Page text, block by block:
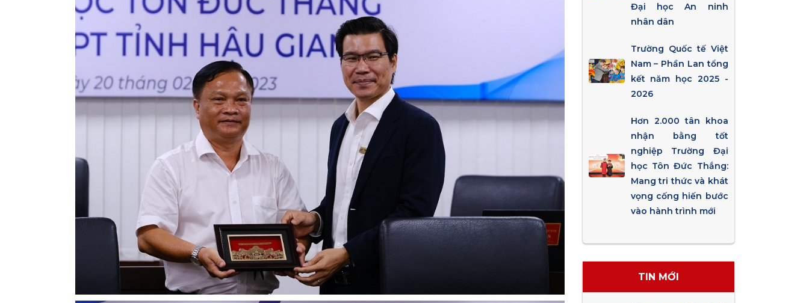
Đại học An ninh
nhân dân
Trường Quốc tế Việt
Nam – Phần Lan tổng
kết năm học 2025 -
2026
Hơn 2.000 tân khoa
nhận bằng tốt
nghiệp Trường Đại
học Tôn Đức Thắng:
Mang tri thức và khát
vọng cống hiến bước
vào hành trình mới
TIN MỚI